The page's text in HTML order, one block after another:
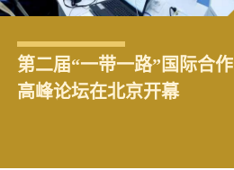
世界那么大，为什么这些学
霸pick了中国？
第二届“一带一路”国际合作
高峰论坛在北京开幕
“一带一路”企业家大会在京
举行 与会代表称赞“一带一
共建“一带一路” 开创美好未
来 “新时代大讲堂”即将开讲
驻英国大使刘晓明在英国
《旗帜晚报》发表署名文章